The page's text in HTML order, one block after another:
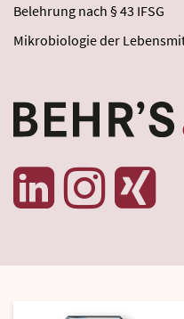
Belehrung nach § 43 IFSG
Mikrobiologie der